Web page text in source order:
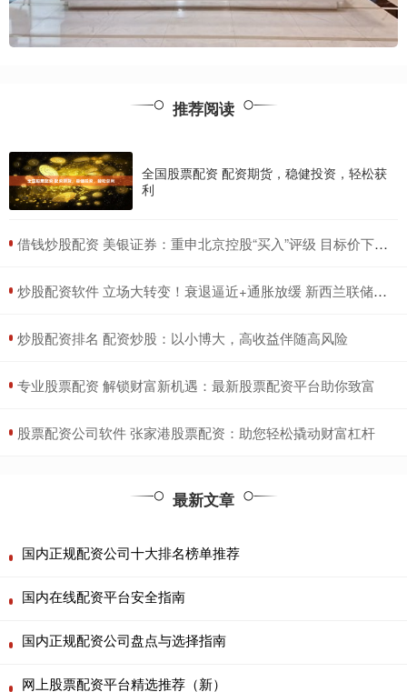
推荐阅读
全国股票配资 配资期货，稳健投资，轻松获
利
​借钱炒股配资 美银证券：重申北京控股“买入”评级 目标价下调至32港元
​炒股配资软件 立场大转变！衰退逼近+通胀放缓 新西兰联储意外降息25基点
​炒股配资排名 配资炒股：以小博大，高收益伴随高风险
​专业股票配资 解锁财富新机遇：最新股票配资平台助你致富
​股票配资公司软件 张家港股票配资：助您轻松撬动财富杠杆
最新文章
国内正规配资公司十大排名榜单推荐
国内在线配资平台安全指南
国内正规配资公司盘点与选择指南
网上股票配资平台精选推荐（新）